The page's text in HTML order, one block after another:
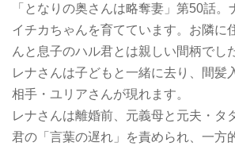
「となりの奥さんは略奪妻」第50話。
イチカちゃんを育てています。お隣に
んと息子のハル君とは親しい間柄でし
レナさんは子どもと一緒に去り、間髪
相手・ユリアさんが現れます。
レナさんは離婚前、元義母と元夫・タ
君の「言葉の遅れ」を責められ、一方